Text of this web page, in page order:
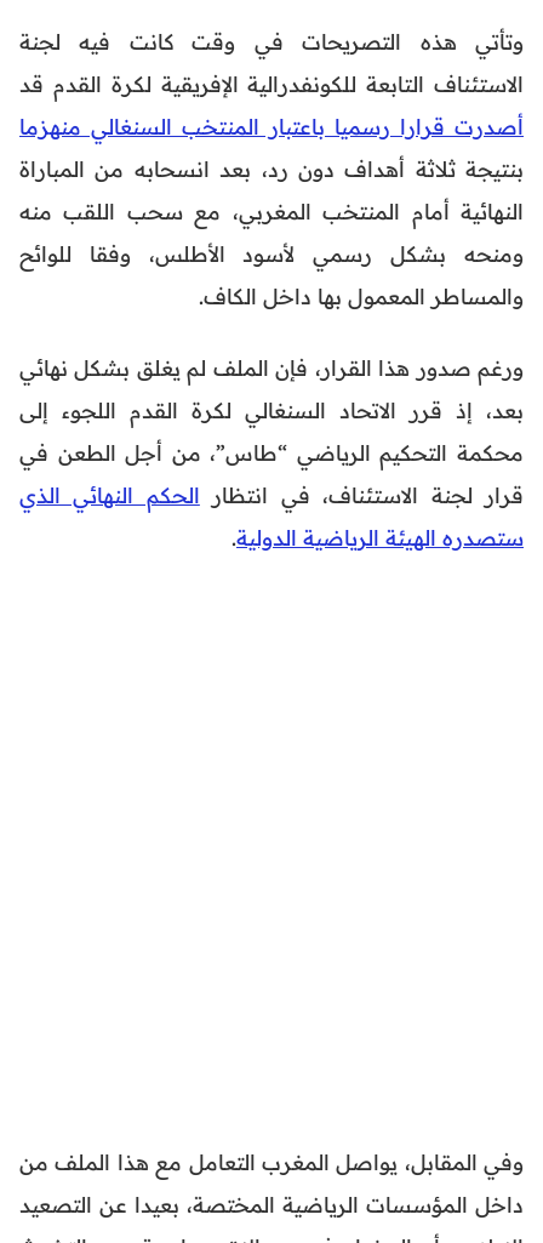
وتأتي هذه التصريحات في وقت كانت فيه لجنة
الاستئناف التابعة للكونفدرالية الإفريقية لكرة القدم قد
أصدرت قرارا رسميا باعتبار المنتخب السنغالي منهزما
بنتيجة ثلاثة أهداف دون رد، بعد انسحابه من المباراة
النهائية أمام المنتخب المغربي، مع سحب اللقب منه
ومنحه بشكل رسمي لأسود الأطلس، وفقا للوائح
والمساطر المعمول بها داخل الكاف.
ورغم صدور هذا القرار، فإن الملف لم يغلق بشكل نهائي
بعد، إذ قرر الاتحاد السنغالي لكرة القدم اللجوء إلى
محكمة التحكيم الرياضي “طاس”، من أجل الطعن في
قرار لجنة الاستئناف، في انتظار الحكم النهائي الذي
ستصدره الهيئة الرياضية الدولية.
وفي المقابل، يواصل المغرب التعامل مع هذا الملف من
داخل المؤسسات الرياضية المختصة، بعيدا عن التصعيد